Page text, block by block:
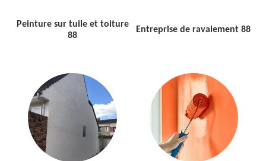
Peinture sur tuile et toiture
88
Entreprise de ravalement 88